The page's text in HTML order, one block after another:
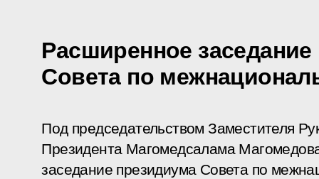
Расширенное
Совета по
Под председательством Заместителя
Президента Магомедсалама
заседание президиума Совета по